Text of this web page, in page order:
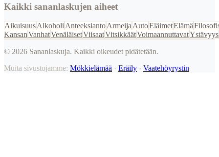
Kaikki sananlaskujen aiheet
AikuisuusAlkoholi AnteeksiantoArmeija AutoEläimetElämä
KansanVanhatVenäläisetViisaatVitsikkäätVoimaannuttavatYstävyys
© 2026 Sananlaskuja. Kaikki oikeudet pidätetään.
Muita sivustojamme: Mökkielämää · Eräily · Vaatehöyrystin